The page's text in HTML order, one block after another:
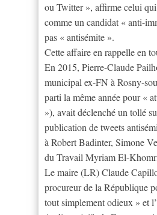
ou Twitter », affirme celui qui
comme un candidat « anti-
pas « antisémite ».
Cette affaire en rappelle en
En 2015, Pierre-Claude
municipal ex-FN à Rosny-
parti la même année pour «
»), avait déclenché un tollé
publication de tweets
à Robert Badinter, Simone
du Travail Myriam El-
Le maire (LR) Claude
procureur de la République
tout simplement odieux » et